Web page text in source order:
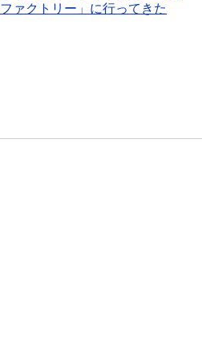
ファクトリー」に行ってきた